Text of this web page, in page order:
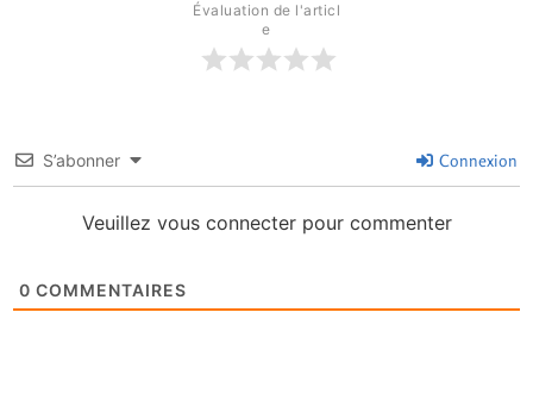
Évaluation de l'articl
e
S’abonner Connexion
Veuillez vous connecter pour commenter
0 COMMENTAIRES